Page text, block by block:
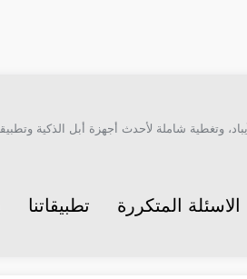
وتغطية شاملة لأحدث أجهزة أبل الذكية
الاسئلة المتكررة تطبيقاتنا